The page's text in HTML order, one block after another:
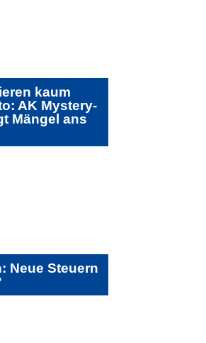
kaum
AK Mystery-
Mängel ans
Neue Steuern